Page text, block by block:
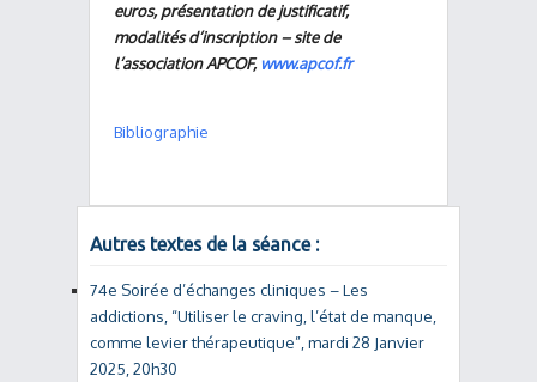
euros, présentation de justificatif,
modalités d’inscription – site de
l’association APCOF, www.apcof.fr
Bibliographie
Autres textes de la séance :
74e Soirée d’échanges cliniques – Les
addictions, “Utiliser le craving, l’état de manque,
comme levier thérapeutique”, mardi 28 Janvier
2025, 20h30